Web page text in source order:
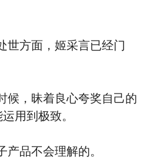
方面，姬采言已经门
，昧着良心夸奖自己的
用到极致。
品不会理解的。